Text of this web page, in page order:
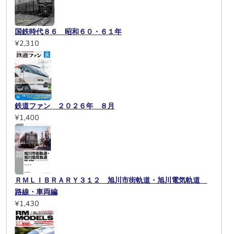
国鉄時代８６ 昭和６０・６１年
¥2,310
鉄道ファン ２０２６年 ８月
¥1,400
ＲＭＬＩＢＲＡＲＹ３１２ 旭川市街軌道・旭川電気軌道
路線・車両編
¥1,430